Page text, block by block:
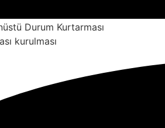
Durum Kurtarması
kurulması